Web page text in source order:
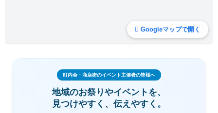
Googleマップで開く
町内会・商店街のイベント主催者の皆様へ
地域のお祭りやイベントを、
見つけやすく、伝えやすく。